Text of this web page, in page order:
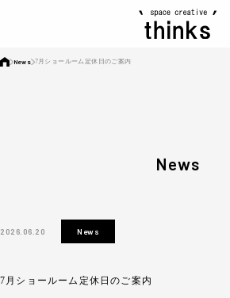
News 7月ショールーム定休日のご案内
News
2026.06.20 News
7月ショールーム定休日のご案内